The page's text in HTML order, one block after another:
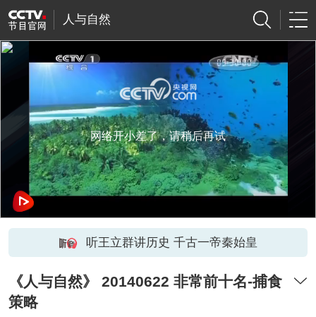
人与自然
网络开小差了，请稍后再试
听王立群讲历史 千古一帝秦始皇
《人与自然》 20140622 非常前十名-捕食
策略